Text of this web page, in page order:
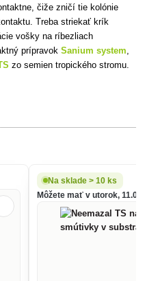
čiže zničí tie kolónie
Treba striekať krík
vošky na ríbezliach
prípravokSanium system
zo semien tropického stromu.
Na sklade > 10 ks
Môžete mať v utorok, 11.08.